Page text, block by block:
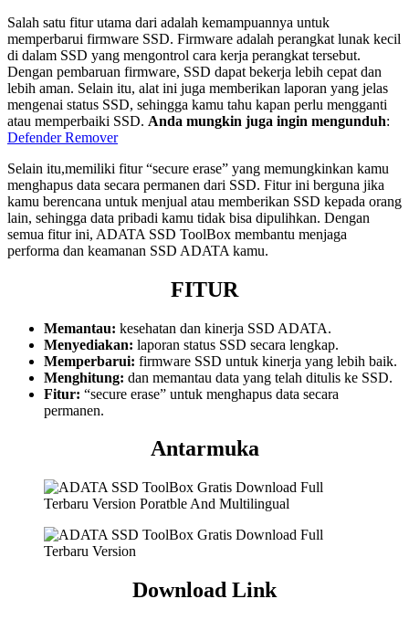
Salah satu fitur utama dari adalah kemampuannya untuk
memperbarui firmware SSD. Firmware adalah perangkat lunak kecil
di dalam SSD yang mengontrol cara kerja perangkat tersebut.
Dengan pembaruan firmware, SSD dapat bekerja lebih cepat dan
lebih aman. Selain itu, alat ini juga memberikan laporan yang jelas
mengenai status SSD, sehingga kamu tahu kapan perlu mengganti
atau memperbaiki SSD. Anda mungkin juga ingin mengunduh:
Defender Remover
Selain itu,memiliki fitur “secure erase” yang memungkinkan kamu
menghapus data secara permanen dari SSD. Fitur ini berguna jika
kamu berencana untuk menjual atau memberikan SSD kepada orang
lain, sehingga data pribadi kamu tidak bisa dipulihkan. Dengan
semua fitur ini, ADATA SSD ToolBox membantu menjaga
performa dan keamanan SSD ADATA kamu.
FITUR
Memantau: kesehatan dan kinerja SSD ADATA.
Menyediakan: laporan status SSD secara lengkap.
Memperbarui: firmware SSD untuk kinerja yang lebih baik.
Menghitung: dan memantau data yang telah ditulis ke SSD.
Fitur: “secure erase” untuk menghapus data secara
permanen.
Antarmuka
Download Link